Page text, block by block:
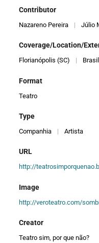
Contributor
Nazareno Pereira | Júlio
Coverage/Location/
Florianópolis (SC) | Brasil
Format
Teatro
Type
Companhia | Artista
URL
http://
Image
http://veroteatro.com/
Creator
Teatro sim, por que não?